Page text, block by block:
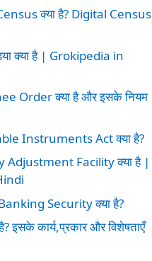
क्या है? Digital Census
क्या है | Grokipedia in
Order क्या है और इसके नियम
Instruments Act क्या है?
Adjustment Facility क्या है |
Security क्या है?
इसके कार्य,प्रकार और विशेषताएँ